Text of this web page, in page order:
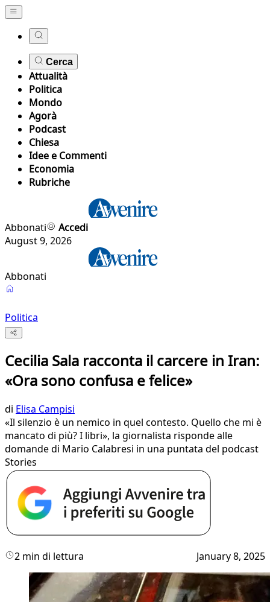
Cerca
Attualità
Politica
Mondo
Agorà
Podcast
Chiesa
Idee e Commenti
Economia
Rubriche
Abbonati
Accedi
August 9, 2026
Abbonati
Politica
Cecilia Sala racconta il carcere in Iran:
«Ora sono confusa e felice»
di Elisa Campisi
«Il silenzio è un nemico in quel contesto. Quello che mi è
mancato di più? I libri», la giornalista risponde alle
domande di Mario Calabresi in una puntata del podcast
Stories
2 min di lettura January 8, 2025